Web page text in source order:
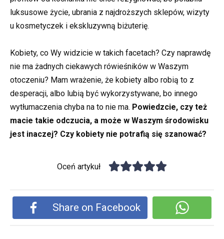
luksusowe życie, ubrania z najdroższych sklepów, wizyty
u kosmetyczek i ekskluzywną biżuterię.
Kobiety, co Wy widzicie w takich facetach? Czy naprawdę
nie ma żadnych ciekawych rówieśników w Waszym
otoczeniu? Mam wrażenie, że kobiety albo robią to z
desperacji, albo lubią być wykorzystywane, bo innego
wytłumaczenia chyba na to nie ma. Powiedzcie, czy też
macie takie odczucia, a może w Waszym środowisku
jest inaczej? Czy kobiety nie potrafią się szanować?
Oceń artykuł
Share on Facebook